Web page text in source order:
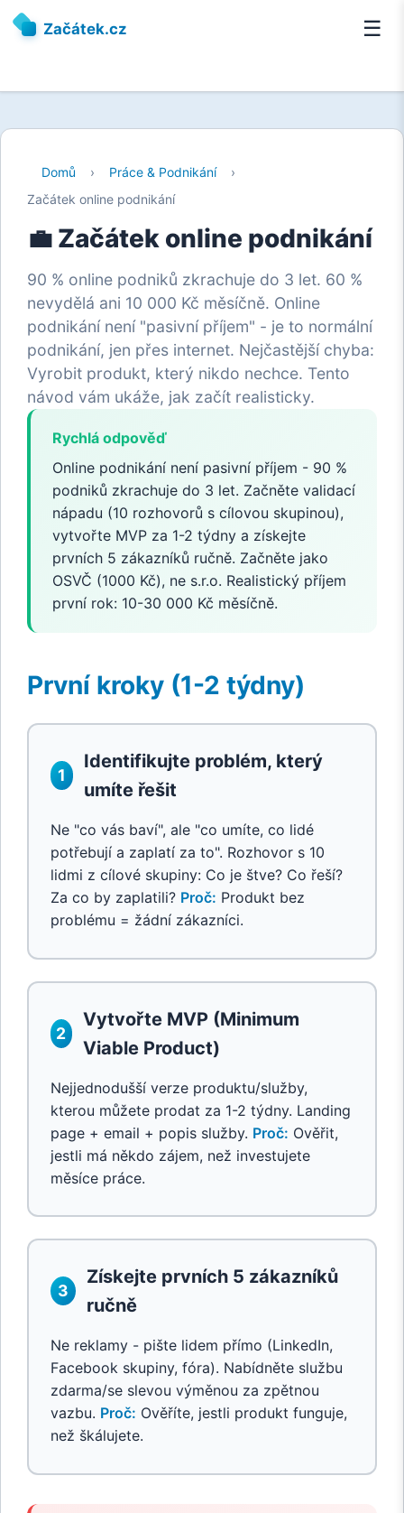
Začátek.cz ☰
Domů › Práce & Podnikání
›
Začátek online podnikání
💼 Začátek online podnikání
90 % online podniků zkrachuje do 3 let. 60 %
nevydělá ani 10 000 Kč měsíčně. Online
podnikání není "pasivní příjem" - je to normální
podnikání, jen přes internet. Nejčastější chyba:
Vyrobit produkt, který nikdo nechce. Tento
návod vám ukáže, jak začít realisticky.
Rychlá odpověď
Online podnikání není pasivní příjem - 90 %
podniků zkrachuje do 3 let. Začněte validací
nápadu (10 rozhovorů s cílovou skupinou),
vytvořte MVP za 1-2 týdny a získejte
prvních 5 zákazníků ručně. Začněte jako
OSVČ (1000 Kč), ne s.r.o. Realistický příjem
první rok: 10-30 000 Kč měsíčně.
První kroky (1-2 týdny)
1
Identifikujte problém, který
umíte řešit
Ne "co vás baví", ale "co umíte, co lidé
potřebují a zaplatí za to". Rozhovor s 10
lidmi z cílové skupiny: Co je štve? Co řeší?
Za co by zaplatili? Proč: Produkt bez
problému = žádní zákazníci.
2
Vytvořte MVP (Minimum
Viable Product)
Nejjednodušší verze produktu/služby,
kterou můžete prodat za 1-2 týdny. Landing
page + email + popis služby. Proč: Ověřit,
jestli má někdo zájem, než investujete
měsíce práce.
3
Získejte prvních 5 zákazníků
ručně
Ne reklamy - pište lidem přímo (LinkedIn,
Facebook skupiny, fóra). Nabídněte službu
zdarma/se slevou výměnou za zpětnou
vazbu. Proč: Ověříte, jestli produkt funguje,
než škálujete.